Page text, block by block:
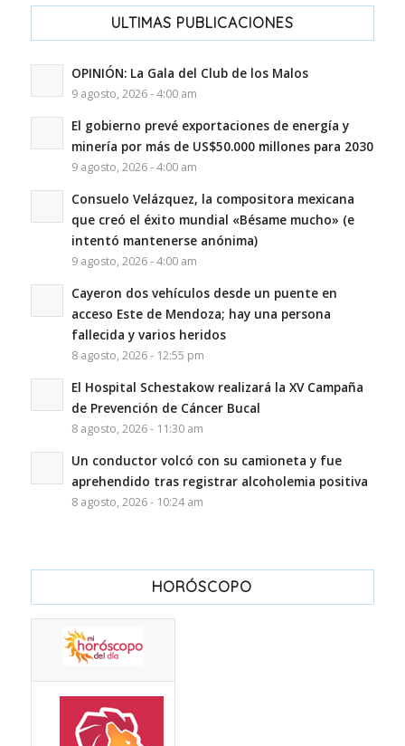
ULTIMAS PUBLICACIONES
OPINIÓN: La Gala del Club de los Malos
9 agosto, 2026 - 4:00 am
El gobierno prevé exportaciones de energía y
minería por más de US$50.000 millones para 2030
9 agosto, 2026 - 4:00 am
Consuelo Velázquez, la compositora mexicana
que creó el éxito mundial «Bésame mucho» (e
intentó mantenerse anónima)
9 agosto, 2026 - 4:00 am
Cayeron dos vehículos desde un puente en
acceso Este de Mendoza; hay una persona
fallecida y varios heridos
8 agosto, 2026 - 12:55 pm
El Hospital Schestakow realizará la XV Campaña
de Prevención de Cáncer Bucal
8 agosto, 2026 - 11:30 am
Un conductor volcó con su camioneta y fue
aprehendido tras registrar alcoholemia positiva
8 agosto, 2026 - 10:24 am
HORÓSCOPO